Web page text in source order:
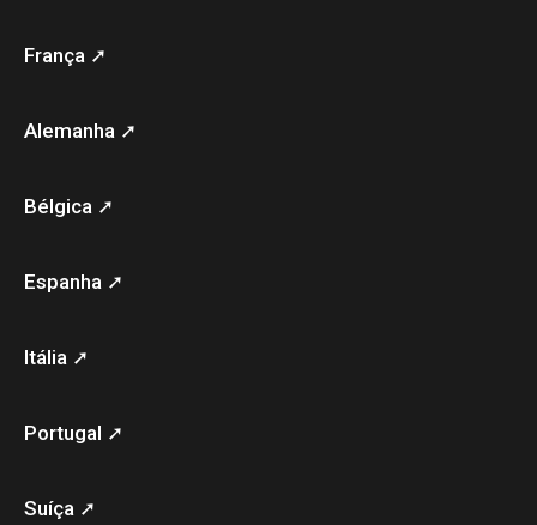
França ➚
Alemanha ➚
Bélgica ➚
Espanha ➚
Itália ➚
Portugal ➚
Suíça ➚